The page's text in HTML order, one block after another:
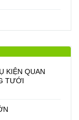
KIỆN QUAN
TƯỚI